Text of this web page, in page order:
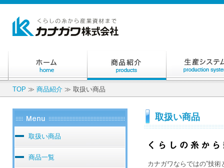
TOP≫商品紹介≫ 取扱い商品
取扱い商品
カナガワならではの”技
取扱い商品
商品一覧